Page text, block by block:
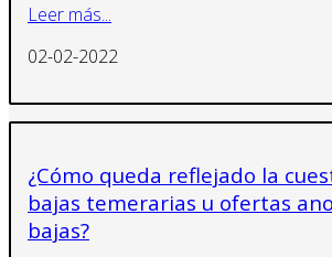
Leer más...
02-02-2022
¿Cómo queda reflejado la
bajas temerarias u ofertas
bajas?